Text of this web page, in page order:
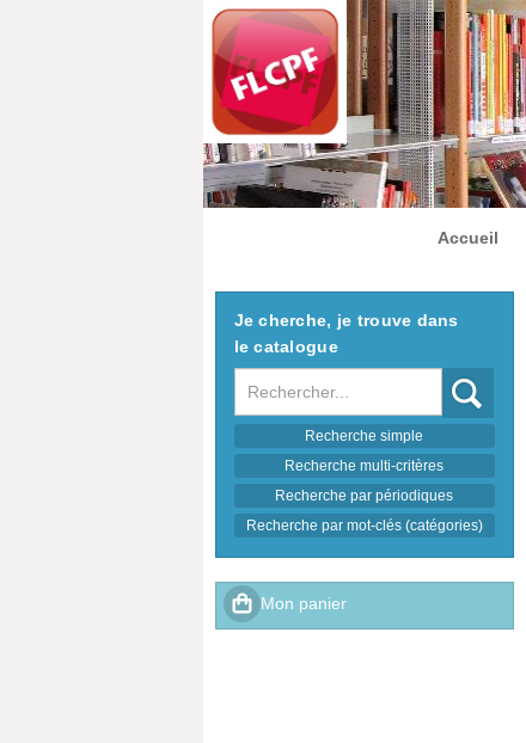
Accueil
Je cherche, je trouve dans
le catalogue
Recherche
Recherche simple
Recherche multi-critères
Recherche par périodiques
Recherche par mot-clés (catégories)